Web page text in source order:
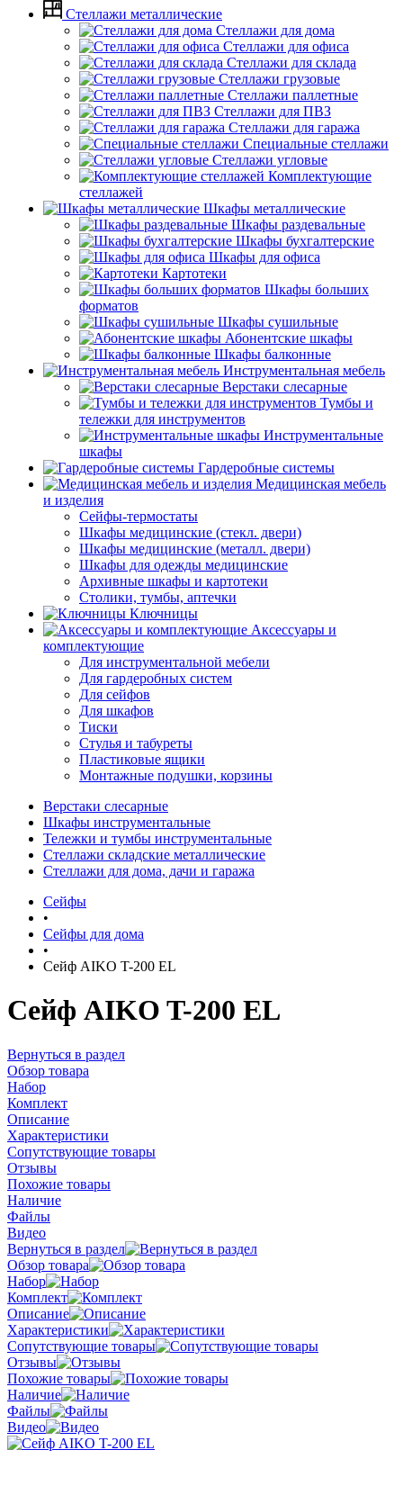
Стеллажи металлические
Стеллажи для дома
Стеллажи для офиса
Стеллажи для склада
Стеллажи грузовые
Стеллажи паллетные
Стеллажи для ПВЗ
Стеллажи для гаража
Специальные стеллажи
Стеллажи угловые
Комплектующие
стеллажей
Шкафы металлические
Шкафы раздевальные
Шкафы бухгалтерские
Шкафы для офиса
Картотеки
Шкафы больших
форматов
Шкафы сушильные
Абонентские шкафы
Шкафы балконные
Инструментальная мебель
Верстаки слесарные
Тумбы и
тележки для инструментов
Инструментальные
шкафы
Гардеробные системы
Медицинская мебель
и изделия
Сейфы-термостаты
Шкафы медицинские (стекл. двери)
Шкафы медицинские (металл. двери)
Шкафы для одежды медицинские
Архивные шкафы и картотеки
Столики, тумбы, аптечки
Ключницы
Аксессуары и
комплектующие
Для инструментальной мебели
Для гардеробных систем
Для сейфов
Для шкафов
Тиски
Стулья и табуреты
Пластиковые ящики
Монтажные подушки, корзины
Верстаки слесарные
Шкафы инструментальные
Тележки и тумбы инструментальные
Стеллажи складские металлические
Стеллажи для дома, дачи и гаража
Сейфы
•
Сейфы для дома
•
Сейф AIKO T-200 EL
Сейф AIKO T-200 EL
Вернуться в раздел
Обзор товара
Набор
Комплект
Описание
Характеристики
Сопутствующие товары
Отзывы
Похожие товары
Наличие
Файлы
Видео
Вернуться в раздел
Обзор товара
Набор
Комплект
Описание
Характеристики
Сопутствующие товары
Отзывы
Похожие товары
Наличие
Файлы
Видео